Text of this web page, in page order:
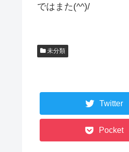
ではまた(^^)/
未分類
Twitter
Pocket